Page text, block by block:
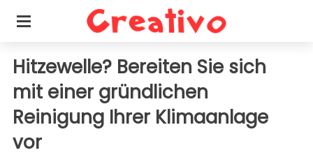
Hitzewelle? Bereiten Sie sich
mit einer gründlichen
Reinigung Ihrer Klimaanlage
vor